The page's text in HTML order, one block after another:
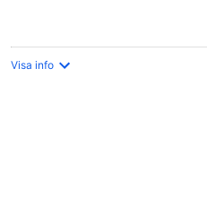
Visa info